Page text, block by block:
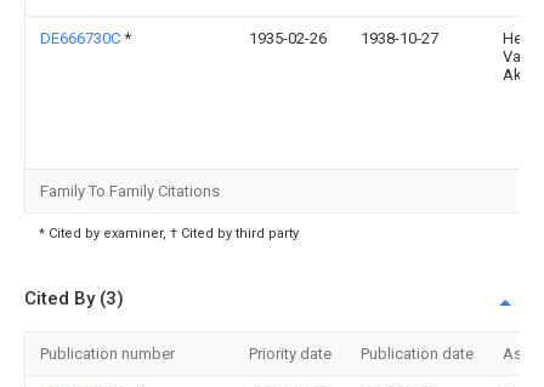
DE666730C * 1935-02-26 1938-10-27
Akt
Family To Family Citations
* Cited by examiner, † Cited by third party
Cited By (3)
Publication number Priority date Publication date